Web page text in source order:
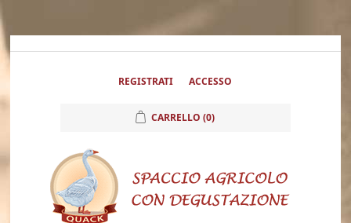
REGISTRATI ACCESSO
CARRELLO (0)